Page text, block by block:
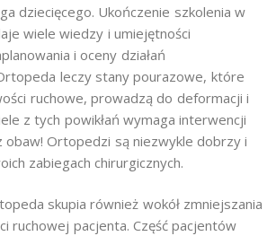
dziecięcego. Ukończenie szkolenia w
wiele wiedzy i umiejętności
i oceny działań
leczy stany pourazowe, które
ruchowe, prowadzą do deformacji i
z tych powikłań wymaga interwencji
obaw! Ortopedzi są niezwykle dobrzy i
zabiegach chirurgicznych.
skupia również wokół zmniejszania
ruchowej pacjenta. Część pacjentów